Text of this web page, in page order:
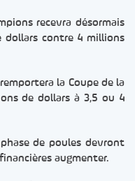
recevra désormais
dollars contre 4 millions
la Coupe de la
de dollars à 3,5 ou 4
de poules devront
augmenter.